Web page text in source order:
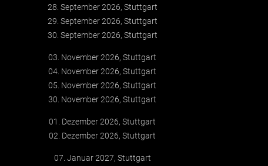
28. September 2026, Stuttgart
29. September 2026, Stuttgart
30. September 2026, Stuttgart
03. November 2026, Stuttgart
04. November 2026, Stuttgart
05. November 2026, Stuttgart
30. November 2026, Stuttgart
01. Dezember 2026, Stuttgart
02. Dezember 2026, Stuttgart
07. Januar 2027, Stuttgart